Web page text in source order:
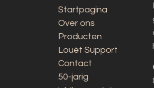
Startpagina
Over ons
Producten
Louët Support
Contact
50-jarig